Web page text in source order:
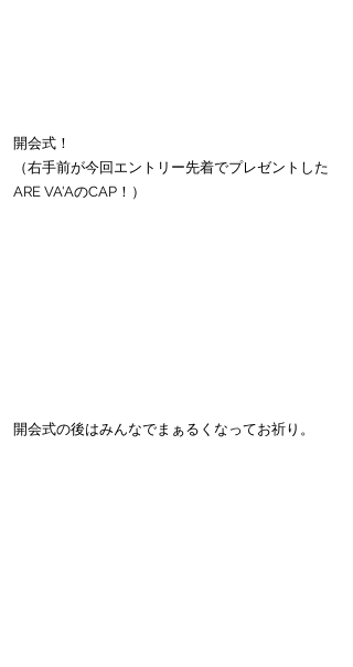
開会式！
（右手前が今回エントリー先着でプレゼントした
ARE VA'AのCAP！）
開会式の後はみんなでまぁるくなってお祈り。